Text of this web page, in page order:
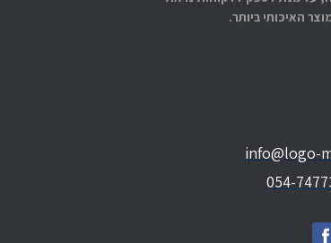
האיכותי ביותר.
info@logo-
054-